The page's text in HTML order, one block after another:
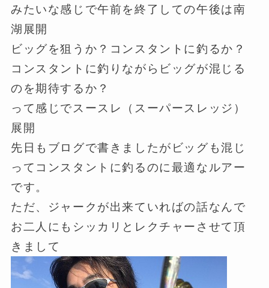
みたいな感じで午前を終了しての午後は南
湖展開
ビッグを狙うか？コンスタントに釣るか？
コンスタントに釣りながらビッグが混じる
のを期待するか？
って感じでスースレ（スーパースレッジ）
展開
先日もブログで書きましたがビッグも混じ
ってコンスタントに釣るのに最適なルアー
です。
ただ、ジャークが出来ていればの話なんで
お二人にもシッカリとレクチャーさせて頂
きまして